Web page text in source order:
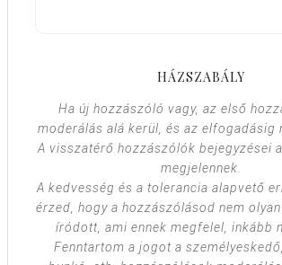
HÁZSZABÁLY
Ha új hozzászóló vagy, az első
moderálás alá kerül, és az elfogadásig
A visszatérő hozzászólók bejegyzései
megjelennek.
A kedvesség és a tolerancia alapvető
érzed, hogy a hozzászólásod nem
íródott, ami ennek megfelel, inkább
Fenntartom a jogot a